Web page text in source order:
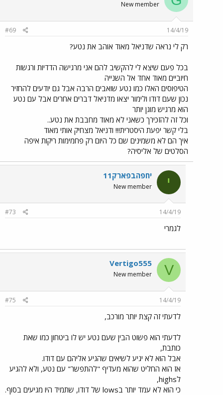
New member
14/4/19
#69
רק לי נראה שדניאל מאוד אוהב את נטע?
בכל פעם שיצא לי להקשיב להם אני מרגישה הדדיות ורגשות
חיוביים מאוד אחד אל השנייה
הטיפוסים האלו כמו נטע שואבים הרבה אבל גם יודעים להחזיר
נכון שעם דודו ולימור יצאו מדניאל דברים אחרים אבל עם נטע
הוא מרגיש מוגן יותר
וכל זה להזכירך כשאני לא מאוד מחבבת את נטע..
בלי קשר יפעת היסטרית!!! ודניאל מצחיק אותי מאוד
איך הם לא משמינים שם כל היום רק פחמימות ריקות איפה
הסלטים של אליסיה?
י יחפהבפארק11
New member
14/4/19
#73
לגמרי
V
Vertigo555
New member
14/4/19
#75
לדעתי זה קצת יותר מורכב,
לדעתי הוא פשוט הבין שעם נטע יש לו ביטחון כמו שאת
כותבת,
אבל הוא לא יגיע לשיאים שהגיע אליהם עם דודו.
אז הוא החליט שהוא מעדיף "להתפשר" עם נטע, ולא להגיע
לhighs,
כי הוא לא עמד יותר בlows של דודו, שתמיד היו מגיעים בסוף.